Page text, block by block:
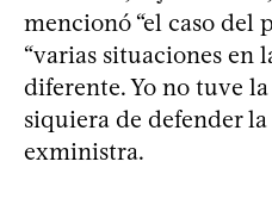
mencionó “el caso del
“varias situaciones en
diferente. Yo no tuve
siquiera de defender la
exministra.